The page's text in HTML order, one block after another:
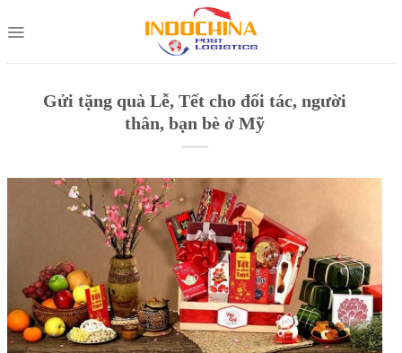
to
Gửi tặng quà Lễ, Tết cho đối tác, người
thân, bạn bè ở Mỹ